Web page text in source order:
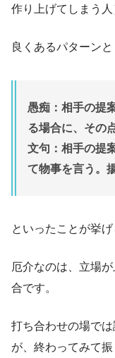
作り上げてしまう人
良くあるパターンと
愚痴：相手の提
る場合に、その
文句：相手の提
て物事を言う。
といったことが挙げ
厄介なのは、立場
合です。
打ち合わせの場で
が、終わってみて